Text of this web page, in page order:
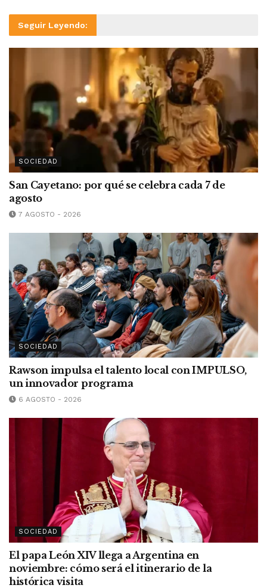
Seguir Leyendo:
SOCIEDAD
San Cayetano: por qué se celebra cada 7 de
agosto
7 AGOSTO - 2026
SOCIEDAD
Rawson impulsa el talento local con IMPULSO,
un innovador programa
6 AGOSTO - 2026
SOCIEDAD
El papa León XIV llega a Argentina en
noviembre: cómo será el itinerario de la
histórica visita